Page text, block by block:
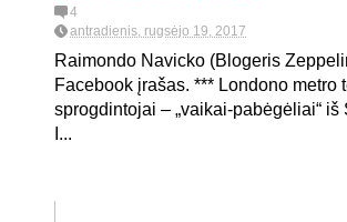
4
antradienis, rugsėjo 19, 2017
Raimondo Navicko (Blogeris
Facebook įrašas. *** Londono metro
sprogdintojai – „vaikai-pabėgėliai“ iš
I...